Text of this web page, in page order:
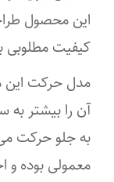
این محصول
کیفیت مطلوبی
مدل حرکت این
آن را بیشتر به
به جلو حرکت
معمولی بوده و